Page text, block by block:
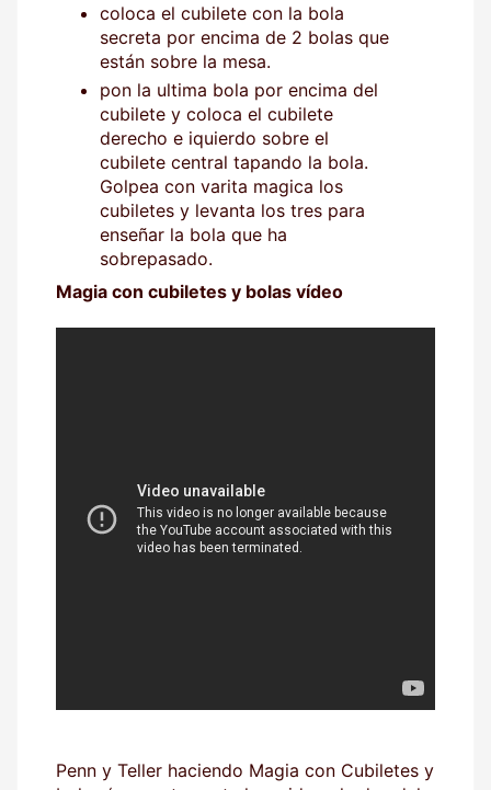
coloca el cubilete con la bola
secreta por encima de 2 bolas que
están sobre la mesa.
pon la ultima bola por encima del
cubilete y coloca el cubilete
derecho e iquierdo sobre el
cubilete central tapando la bola.
Golpea con varita magica los
cubiletes y levanta los tres para
enseñar la bola que ha
sobrepasado.
Magia con cubiletes y bolas vídeo
Penn y Teller haciendo Magia con Cubiletes y